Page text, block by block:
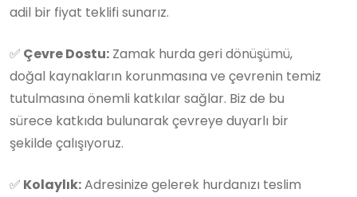
adil bir fiyat teklifi sunarız.
✅ Çevre Dostu: Zamak hurda geri dönüşümü,
doğal kaynakların korunmasına ve çevrenin temiz
tutulmasına önemli katkılar sağlar. Biz de bu
sürece katkıda bulunarak çevreye duyarlı bir
şekilde çalışıyoruz.
✅ Kolaylık:Adresinize gelerek hurdanızı teslim